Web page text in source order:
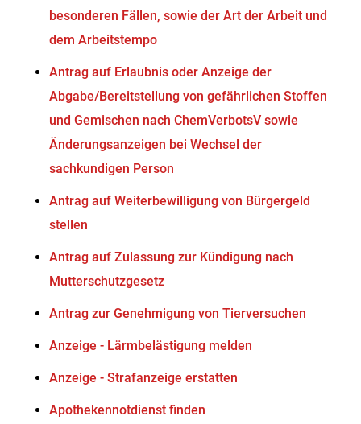
besonderen Fällen, sowie der Art der Arbeit und
dem Arbeitstempo
Antrag auf Erlaubnis oder Anzeige der
Abgabe/Bereitstellung von gefährlichen Stoffen
und Gemischen nach ChemVerbotsV sowie
Änderungsanzeigen bei Wechsel der
sachkundigen Person
Antrag auf Weiterbewilligung von Bürgergeld
stellen
Antrag auf Zulassung zur Kündigung nach
Mutterschutzgesetz
Antrag zur Genehmigung von Tierversuchen
Anzeige - Lärmbelästigung melden
Anzeige - Strafanzeige erstatten
Apothekennotdienst finden